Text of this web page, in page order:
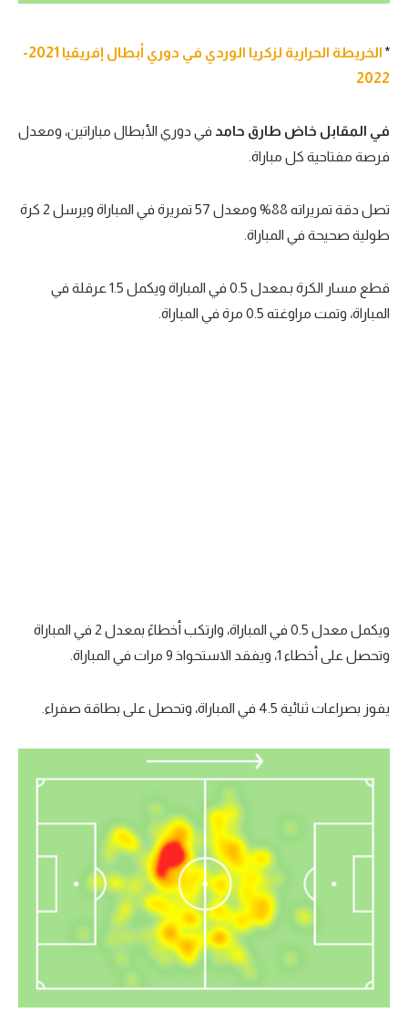
*
الخريطة الحرارية لزكريا الوردي في دوري أبطال إفريقيا 2021-
2022
في المقابل خاض طارق حامد في دوري الأبطال مباراتين، ومعدل
فرصة مفتاحية كل مباراة.
تصل دقة تمريراته 88% ومعدل 57 تمريرة في المباراة ويرسل 2 كرة
طولية صحيحة في المباراة.
قطع مسار الكرة بـمعدل 0.5 في المباراة ويكمل 1.5 عرقلة في
المباراة، وتمت مراوغته 0.5 مرة في المباراة.
ويكمل معدل 0.5 في المباراة، وارتكب أخطاءً بمعدل 2 في المباراة
وتحصل على أخطاء 1، ويفقد الاستحواذ 9 مرات في المباراة.
يفوز بصراعات ثنائية 4.5 في المباراة، وتحصل على بطاقة صفراء.